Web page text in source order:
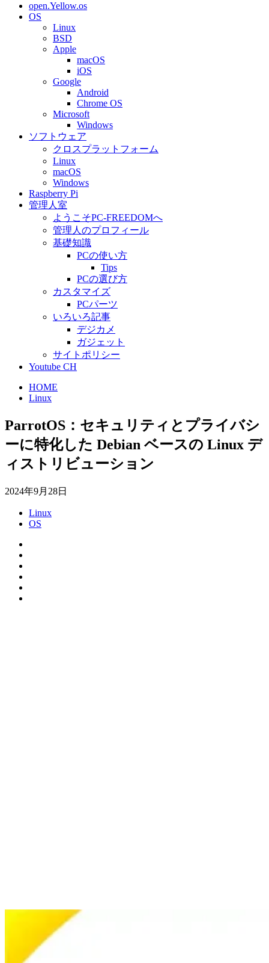
open.Yellow.os
OS
Linux
BSD
Apple
macOS
iOS
Google
Android
Chrome OS
Microsoft
Windows
ソフトウェア
クロスプラットフォーム
Linux
macOS
Windows
Raspberry Pi
管理人室
ようこそPC-FREEDOMへ
管理人のプロフィール
基礎知識
PCの使い方
Tips
PCの選び方
カスタマイズ
PCパーツ
いろいろ記事
デジカメ
ガジェット
サイトポリシー
Youtube CH
HOME
Linux
ParrotOS：セキュリティとプライバシ
ーに特化した Debian ベースの Linux デ
ィストリビューション
2024年9月28日
Linux
OS